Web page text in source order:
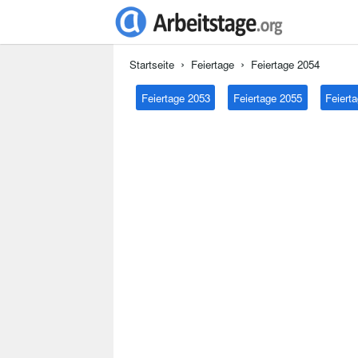
Startseite Feiertage Feiertage 2054
Feiertage 2053 Feiertage 2055